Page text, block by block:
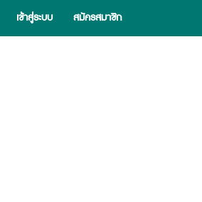
เข้าสู่ระบบ สมัครสมาชิก